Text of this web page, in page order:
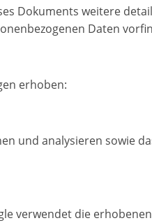
Dokuments weitere
Daten
erhoben:
und analysieren sowie
verwendet die